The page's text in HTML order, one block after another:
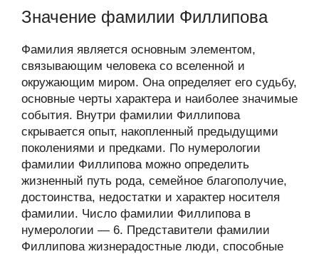
Значение фамилии Филлипова
Фамилия является основным элементом,
связывающим человека со вселенной и
окружающим миром. Она определяет его судьбу,
основные черты характера и наиболее значимые
события. Внутри фамилии Филлипова
скрывается опыт, накопленный предыдущими
поколениями и предками. По нумерологии
фамилии Филлипова можно определить
жизненный путь рода, семейное благополучие,
достоинства, недостатки и характер носителя
фамилии. Число фамилии Филлипова в
нумерологии — 6. Представители фамилии
Филлипова жизнерадостные люди, способные